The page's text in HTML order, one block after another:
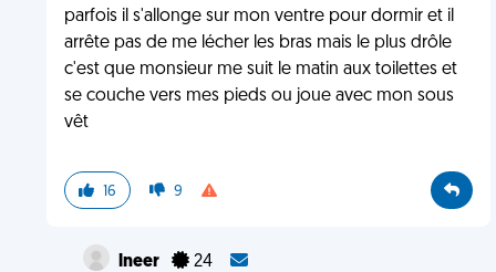
parfois il s'allonge sur mon ventre pour dormir et il
arrête pas de me lécher les bras mais le plus drôle
c'est que monsieur me suit le matin aux toilettes et
se couche vers mes pieds ou joue avec mon sous
vêt
16 9
lneer 24